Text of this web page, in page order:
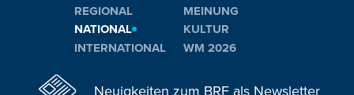
REGIONAL
NATIONAL
INTERNATIONAL
MEINUNG
KULTUR
WM 2026
Neuigkeiten zum BRF als Newsletter